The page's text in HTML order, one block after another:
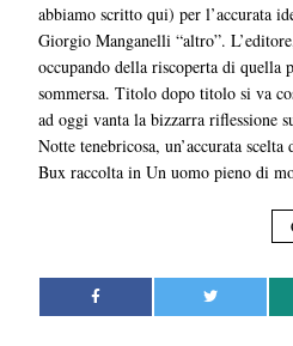
abbiamo scritto qui) per l’accurata
Giorgio Manganelli “altro”.
occupando della riscoperta di quella
sommersa. Titolo dopo titolo si va
ad oggi vanta la bizzarra riflessione
Notte tenebricosa, un’accurata
Bux raccolta in Un uomo pieno di